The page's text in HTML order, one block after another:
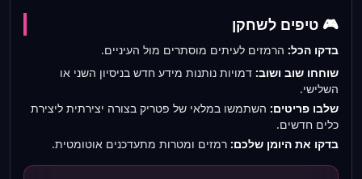
🎮 טיפים לשחקן
בדקו הכל: הרמזים לעיתים מוסתרים מול העיניים.
שוחחו שוב ושוב: דמויות נותנות מידע חדש בניסיון השני או
השלישי.
שלבו פריטים: השתמשו במלאי של פטריק בצורה יצירתית ליצירת
כלים חדשים.
בדקו את היומן שלכם: רמזים ומטרות מתעדכנים אוטומטית.